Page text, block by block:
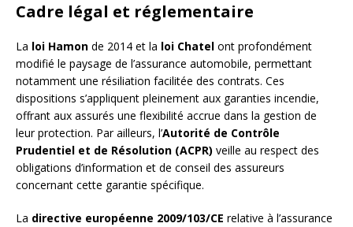
Cadre légal et réglementaire
La loi Hamon de 2014 et la loi Chatel ont profondément
modifié le paysage de l’assurance automobile, permettant
notamment une résiliation facilitée des contrats. Ces
dispositions s’appliquent pleinement aux garanties incendie,
offrant aux assurés une flexibilité accrue dans la gestion de
leur protection. Par ailleurs, l’Autorité de Contrôle
Prudentiel et de Résolution (ACPR) veille au respect des
obligations d’information et de conseil des assureurs
concernant cette garantie spécifique.
La directive européenne 2009/103/CE relative à l’assurance